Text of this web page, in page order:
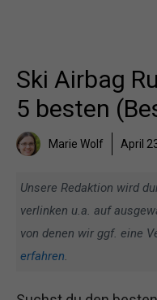
Ski Airbag
5 besten
Marie Wolf April
Unsere Redaktion wird
verlinken u.a. auf
von denen wir ggf. eine
erfahren.